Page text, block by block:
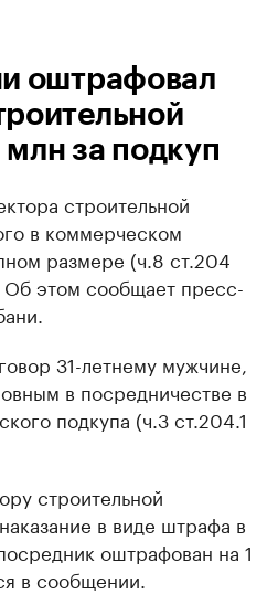
оштрафовал
за подкуп
строительной
в коммерческом
размере (ч.8 ст.204
этом сообщает пресс-
31-летнему мужчине,
в посредничестве в
подкупа (ч.3 ст.204.1
строительной
в виде штрафа в
оштрафован на 1
в сообщении.